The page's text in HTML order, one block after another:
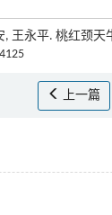
王永平. 桃红颈天
上一篇